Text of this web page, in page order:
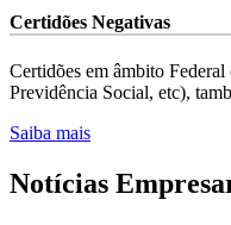
Certidões Negativas
Certidões em âmbito
Previdência Social, etc),
Saiba mais
Notícias